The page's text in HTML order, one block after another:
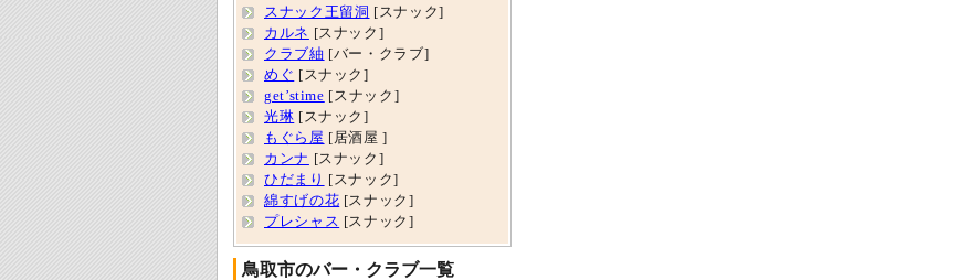
スナック王留洞 [スナック]
カルネ [スナック]
クラブ紬 [バー・クラブ]
めぐ [スナック]
get’stime [スナック]
光琳 [スナック]
もぐら屋 [居酒屋 ]
カンナ [スナック]
ひだまり
[スナック]
綿すげの花 [スナック]
プレシャス [スナック]
鳥取市のバー・クラブ一覧